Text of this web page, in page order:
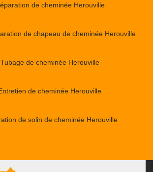
de cheminée Herouville
de chapeau de cheminée Herouville
Tubage de cheminée Herouville
de cheminée Herouville
de solin de cheminée Herouville